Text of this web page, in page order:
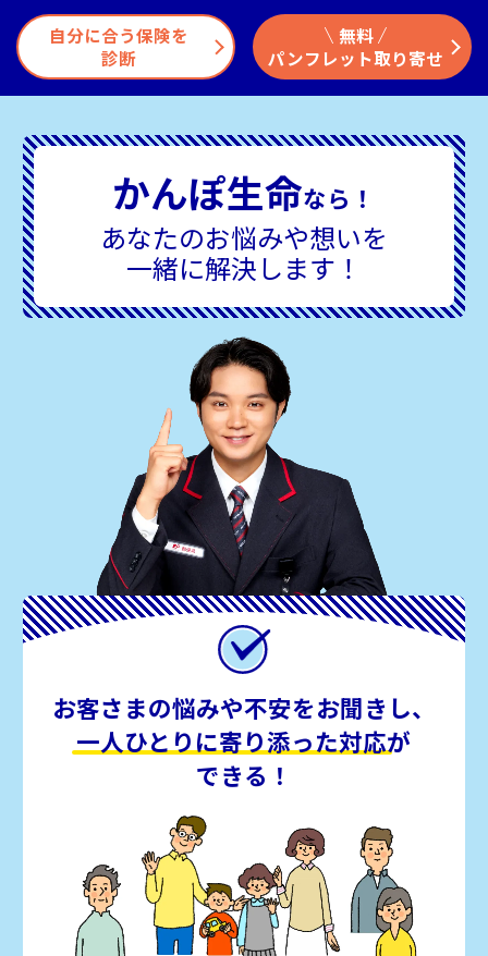
自分に合う保険を
診断
無料
パンフレット取り寄せ
かんぽ生命なら！
あなたのお悩みや想いを
一緒に解決します！
お客さまの悩みや不安をお聞きし、
一人ひとりに寄り添った対応が
できる！